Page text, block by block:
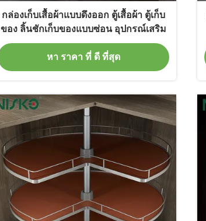
กล่องเก็บเสื้อผ้าแบบดึงออก ตู้เสื้อผ้า ตู้เก็บ
ของ ลิ้นชักเก็บของแบบซ่อน อุปกรณ์เสริม
หา ราคา ที่ ดี ที่สุด